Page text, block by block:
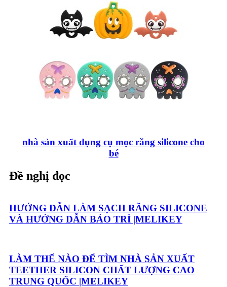
nhà sản xuất dụng cụ mọc răng silicone cho
bé
Đề nghị đọc
HƯỚNG DẪN LÀM SẠCH RĂNG SILICONE
VÀ HƯỚNG DẪN BẢO TRÌ |MELIKEY
LÀM THẾ NÀO ĐỂ TÌM NHÀ SẢN XUẤT
TEETHER SILICON CHẤT LƯỢNG CAO
TRUNG QUỐC |MELIKEY